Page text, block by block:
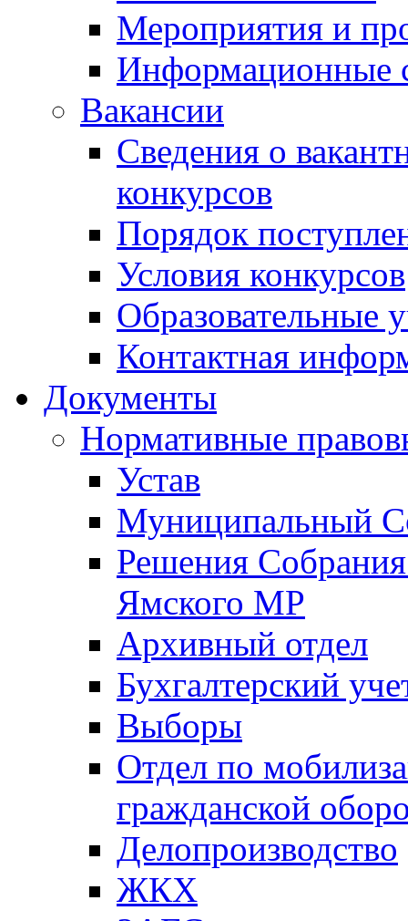
Мероприятия и
Информационные
Вакансии
Сведения о
конкурсов
Порядок
Условия конкурсов
Образовательные
Контактная
Документы
Нормативные
Устав
Муниципальный
Решения
Ямского МР
Архивный отдел
Бухгалтерский
Выборы
Отдел по
гражданской
Делопроизводство
ЖКХ